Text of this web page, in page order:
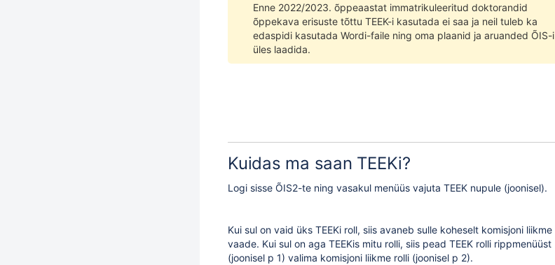
Enne 2022/2023. õppeaastat immatrikuleeritud doktorandid
õppekava erisuste tõttu TEEK-i kasutada ei saa ja neil tuleb ka
edaspidi kasutada Wordi-faile ning oma plaanid ja aruanded ÕIS-i
üles laadida.
Kuidas ma saan TEEKi?
Logi sisse ÕIS2-te ning vasakul menüüs vajuta TEEK nupule (joonisel).
Kui sul on vaid üks TEEKi roll, siis avaneb sulle koheselt komisjoni liikme
vaade. Kui sul on aga TEEKis mitu rolli, siis pead TEEK rolli rippmenüüst
(joonisel p 1) valima komisjoni liikme rolli (joonisel p 2).